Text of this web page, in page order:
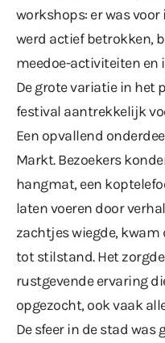
workshops: er was
werd actief betrokken,
meedoe-activiteiten en
De grote variatie in
festival aantrekkelijk
Een opvallend
Markt. Bezoekers
hangmat, een
laten voeren door
zachtjes wiegde, kwam
tot stilstand. Het
rustgevende ervaring
opgezocht, ook vaak
De sfeer in de stad